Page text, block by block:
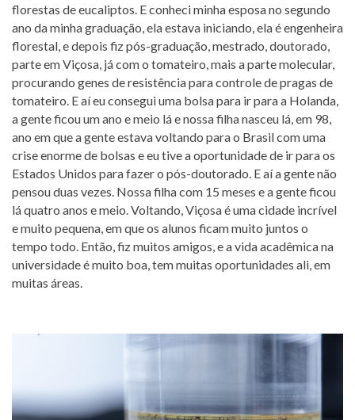
florestas de eucaliptos. E conheci minha esposa no segundo
ano da minha graduação, ela estava iniciando, ela é engenheira
florestal, e depois fiz pós-graduação, mestrado, doutorado,
parte em Viçosa, já com o tomateiro, mais a parte molecular,
procurando genes de resistência para controle de pragas de
tomateiro. E aí eu consegui uma bolsa para ir para a Holanda,
a gente ficou um ano e meio lá e nossa filha nasceu lá, em 98,
ano em que a gente estava voltando para o Brasil com uma
crise enorme de bolsas e eu tive a oportunidade de ir para os
Estados Unidos para fazer o pós-doutorado. E aí a gente não
pensou duas vezes. Nossa filha com 15 meses e a gente ficou
lá quatro anos e meio. Voltando, Viçosa é uma cidade incrível
e muito pequena, em que os alunos ficam muito juntos o
tempo todo. Então, fiz muitos amigos, e a vida acadêmica na
universidade é muito boa, tem muitas oportunidades ali, em
muitas áreas.